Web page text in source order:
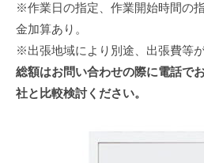
※作業日の指定、作業開始時間の
金加算あり。
※出張地域により別途、出張費等が
総額はお問い合わせの際に電話で
社と比較検討ください。